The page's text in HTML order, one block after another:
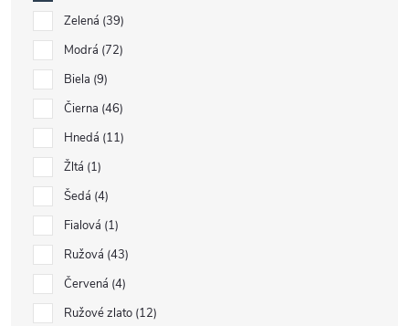
Zelená 39
Modrá 72
Biela 9
Čierna 46
Hnedá 11
Žltá 1
Šedá 4
Fialová 1
Ružová 43
Červená 4
Ružové zlato 12